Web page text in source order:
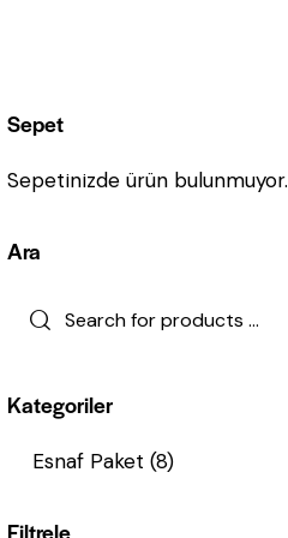
Sepet
Sepetinizde ürün bulunmuyor.
Ara
Kategoriler
Esnaf Paket (8)
Filtrele